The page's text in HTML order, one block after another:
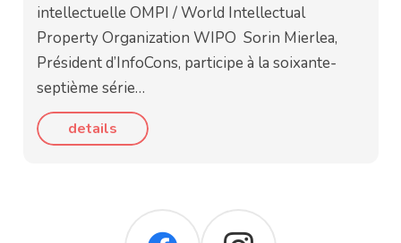
intellectuelle OMPI / World Intellectual
Property Organization WIPO Sorin Mierlea,
Président d’InfoCons, participe à la soixante-
septième série…
details